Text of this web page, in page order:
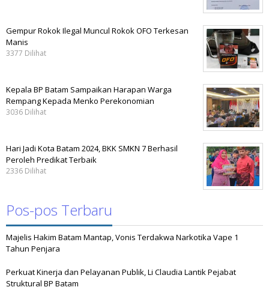
Gempur Rokok Ilegal Muncul Rokok OFO Terkesan
Manis
3377 Dilihat
Kepala BP Batam Sampaikan Harapan Warga
Rempang Kepada Menko Perekonomian
3036 Dilihat
Hari Jadi Kota Batam 2024, BKK SMKN 7 Berhasil
Peroleh Predikat Terbaik
2336 Dilihat
Pos-pos Terbaru
Majelis Hakim Batam Mantap, Vonis Terdakwa Narkotika Vape 1
Tahun Penjara
Perkuat Kinerja dan Pelayanan Publik, Li Claudia Lantik Pejabat
Struktural BP Batam